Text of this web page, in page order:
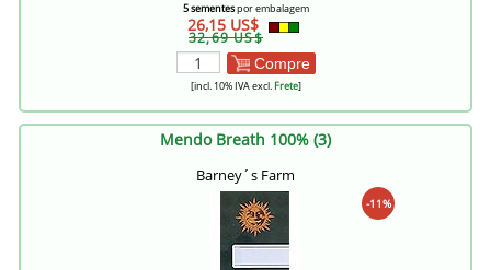
5 sementespor embalagem
26,15 US$
32,69 US$
Compre
[incl. 10% IVA excl.Frete]
Mendo Breath 100% (3)
Barney´s Farm
-11%